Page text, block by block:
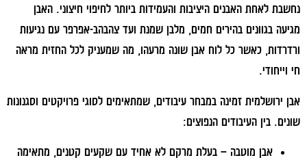
נחשבת לאחת האבנים היציבות והעמידות ביותר לחיפוי חיצוני. האבן
מגיעה בגוונים בהירים חמים, מלבן שמנת ועד צהבהב-אפרפר עם נגיעות
ורדרדות, כאשר כל לוח אבן שונה מרעהו, מה שמעניק לכל החזית מראה
חי וייחודי.
אבן ירושלמית זמינה במבחר עיבודים, שמתאימים לסוגי פרויקטים וסגנונות
שונים. בין העיבודים הנפוצים:
אבן מוטבה – בעלת מרקם לא אחיד עם שקעים קטנים, מתאימה